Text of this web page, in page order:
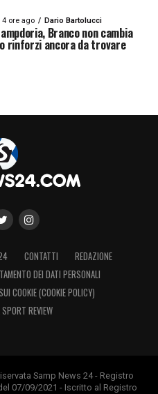
bianca a certe
così in una
offensivi, il nome
quello più
è reale, la
servirà capire se il
TOP NEWS
4 ore ago Dario Bartolucci
Branco non cambia
rinforzi ancora da trovare
CONTATTI
REDAZIONE
DEI DATI PERSONALI
COOKIE (COOKIE POLICY)
REVIEW
Samp News 24 - Registro
07/09/2021 - Iscritto al Registro